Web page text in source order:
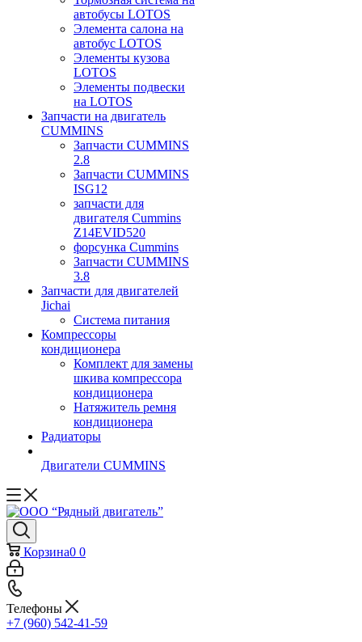
автобусы LOTOS
Элемента салона на
автобус LOTOS
Элементы кузова
LOTOS
Элементы подвески
на LOTOS
Запчасти на двигатель
CUMMINS
Запчасти CUMMINS
2.8
Запчасти CUMMINS
ISG12
запчасти для
двигателя Cummins
Z14EVID520
форсунка Cummins
Запчасти CUMMINS
3.8
Запчасти для двигателей
Jichai
Система питания
Компрессоры
кондиционера
Комплект для замены
шкива компрессора
кондиционера
Натяжитель ремня
кондиционера
Радиаторы
Двигатели CUMMINS
Корзина0 0
Телефоны
+7 (960) 542-41-59